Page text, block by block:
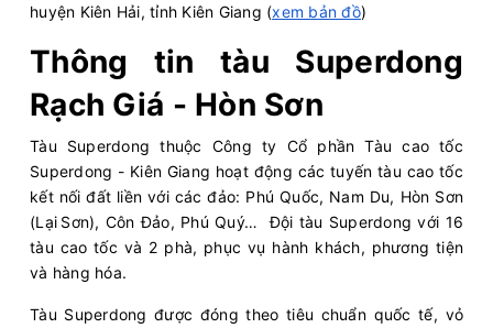
huyện Kiên Hải, tỉnh Kiên Giang (xem bản đồ)
Thông tin tàu Superdong
Rạch Giá - Hòn Sơn
Tàu Superdong thuộc Công ty Cổ phần Tàu cao tốc
Superdong - Kiên Giang hoạt động các tuyến tàu cao tốc
kết nối đất liền với các đảo: Phú Quốc, Nam Du, Hòn Sơn
(Lại Sơn), Côn Đảo, Phú Quý… Đội tàu Superdong với 16
tàu cao tốc và 2 phà, phục vụ hành khách, phương tiện
và hàng hóa.
Tàu Superdong được đóng theo tiêu chuẩn quốc tế, vỏ